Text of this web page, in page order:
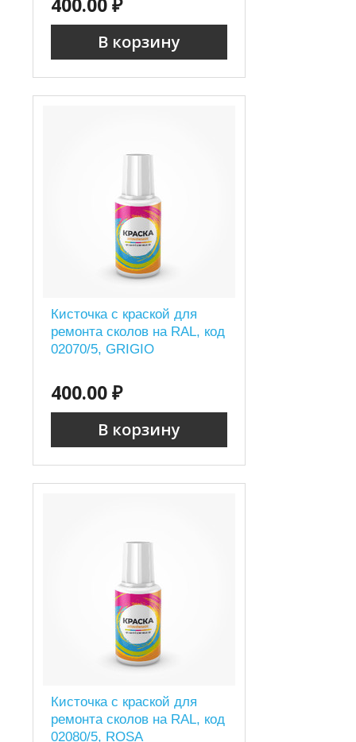
В корзину
Кисточка с краской для
ремонта сколов на RAL, код
02070/5, GRIGIO
400.00 ₽
В корзину
Кисточка с краской для
ремонта сколов на RAL, код
02080/5, ROSA